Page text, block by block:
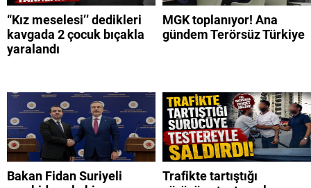
“Kız meselesi’’ dedikleri
kavgada 2 çocuk bıçakla
yaralandı
MGK toplanıyor! Ana
gündem Terörsüz Türkiye
Bakan Fidan Suriyeli
Trafikte tartıştığı